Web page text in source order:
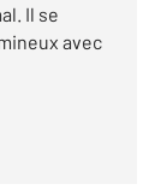
Il se
avec